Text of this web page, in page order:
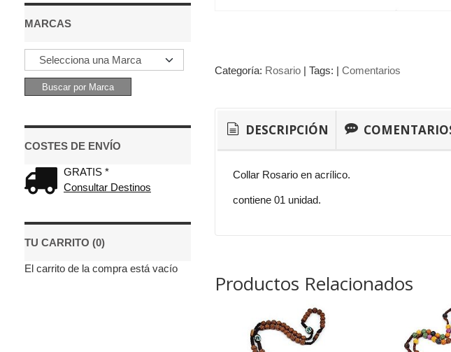
MARCAS
COSTES DE ENVÍO
GRATIS *
Consultar Destinos
TU CARRITO (0)
El carrito de la compra está vacío
Categoría: Rosario| Tags: | Comentarios
DESCRIPCIÓN
Collar Rosario en acrílico.
contiene 01 unidad.
Productos Relacionados